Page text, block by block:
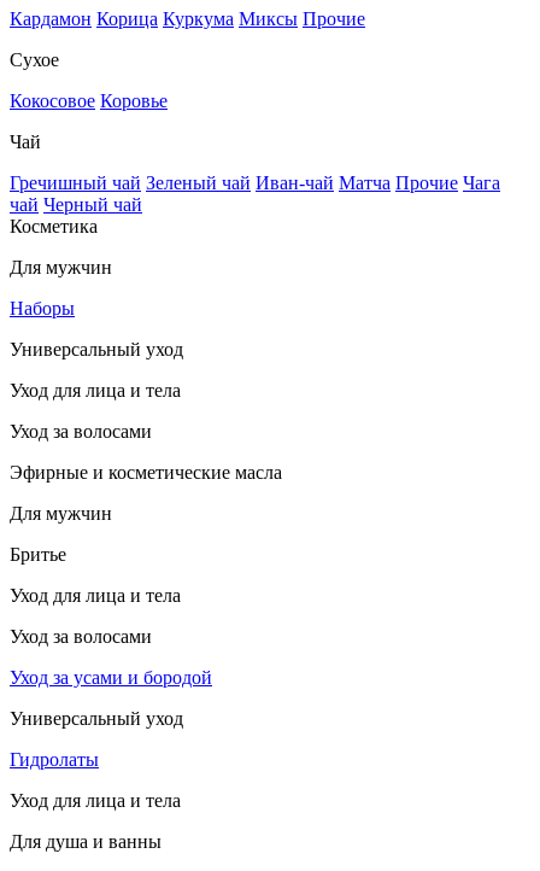
Кардамон Корица Куркума Миксы Прочие
Сухое
Кокосовое Коровье
Чай
Гречишный чай Зеленый чай Иван-чай Матча Прочие Чага
чай Черный чай
Косметика
Для мужчин
Наборы
Универсальный уход
Уход для лица и тела
Уход за волосами
Эфирные и косметические масла
Для мужчин
Бритье
Уход для лица и тела
Уход за волосами
Уход за усами и бородой
Универсальный уход
Гидролаты
Уход для лица и тела
Для душа и ванны